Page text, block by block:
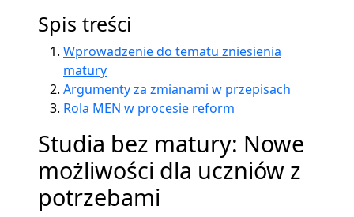
Spis treści
Wprowadzenie do tematu zniesienia
matury
Argumenty za zmianami w przepisach
Rola MEN w procesie reform
Studia bez matury: Nowe
możliwości dla uczniów z
potrzebami